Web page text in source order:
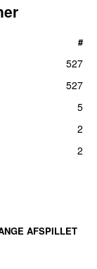
#
527
527
5
2
2
AFSPILLET